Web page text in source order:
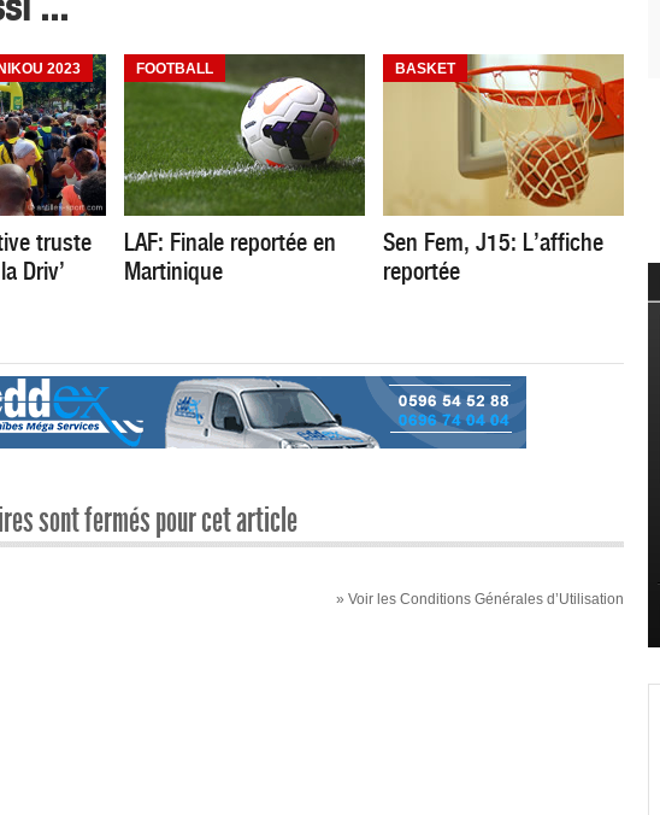
2023
truste
Driv’
FOOTBALL
LAF: Finale reportée en
Martinique
BASKET
Sen Fem, J15: L’affiche
reportée
sont fermés pour cet article
» Voir les Conditions Générales d’Utilisation